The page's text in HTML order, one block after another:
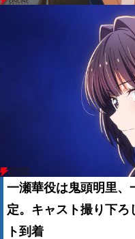
一瀬華役は鬼頭明里、
定。キャスト撮り下
ト到着